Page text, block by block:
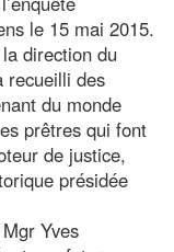
le 15 mai 2015.
direction du
recueilli des
du monde
prêtres qui font
de justice,
présidée
Yves